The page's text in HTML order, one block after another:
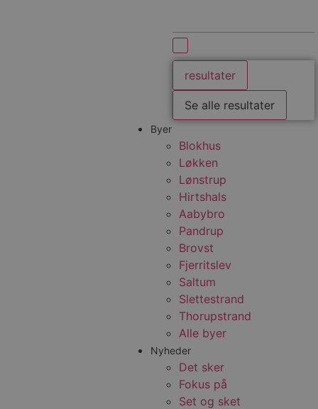
resultater
Se alle resultater
Byer
Blokhus
Løkken
Lønstrup
Hirtshals
Aabybro
Pandrup
Brovst
Fjerritslev
Saltum
Slettestrand
Thorupstrand
Alle byer
Nyheder
Det sker
Fokus på
Set og sket